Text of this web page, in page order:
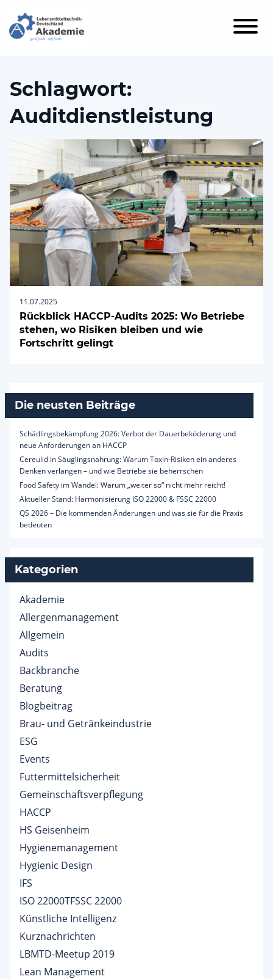
Schlagwort:
Auditdienstleistung
11.07.2025
Rückblick HACCP-Audits 2025: Wo Betriebe
stehen, wo Risiken bleiben und wie
Fortschritt gelingt
Die neusten Beiträge
Schädlingsbekämpfung 2026: Verbot der Dauerbeköderung und
neue Anforderungen an HACCP
Cereulid in Säuglingsnahrung: Warum Toxin-Risiken ein anderes
Denken verlangen – und wie Betriebe sie beherrschen
Food Safety im Wandel: Warum „weiter so“ nicht mehr reicht!
Aktueller Stand: Harmonisierung ISO 22000 & FSSC 22000
QS 2026 – Die kommenden Änderungen und was sie für die Praxis
bedeuten
Kategorien
Akademie
Allergenmanagement
Allgemein
Audits
Backbranche
Beratung
Blogbeitrag
Brau- und Getränkeindustrie
ESG
Events
Futtermittelsicherheit
Gemeinschaftsverpflegung
HACCP
HS Geisenheim
Hygienemanagement
Hygienic Design
IFS
ISO 22000TFSSC 22000
Künstliche Intelligenz
Kurznachrichten
LBMTD-Meetup 2019
Lean Management